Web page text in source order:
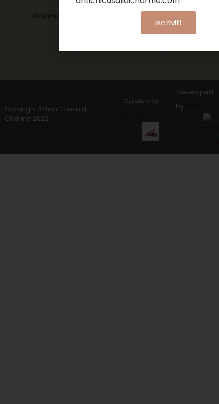
RESERVATION@ANTICHICASALIDICHARME.COM
Copyright Antichi Casali di
Charme 2022
Curated by
Developed
by
iscriviti